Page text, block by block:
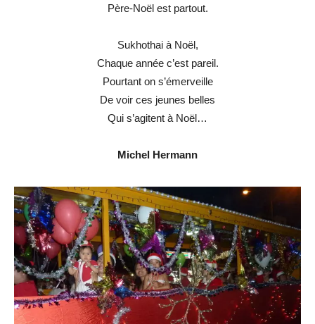
Père-Noël est partout.
Sukhothai à Noël,
Chaque année c’est pareil.
Pourtant on s’émerveille
De voir ces jeunes belles
Qui s’agitent à Noël…
Michel Hermann